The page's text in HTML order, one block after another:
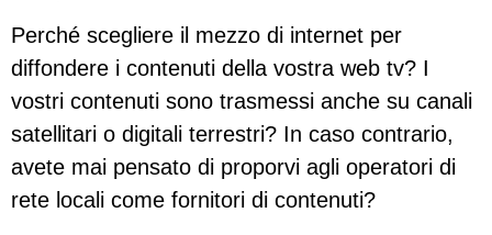
Perché scegliere il mezzo di internet per
diffondere i contenuti della vostra web tv? I
vostri contenuti sono trasmessi anche su canali
satellitari o digitali terrestri? In caso contrario,
avete mai pensato di proporvi agli operatori di
rete locali come fornitori di contenuti?